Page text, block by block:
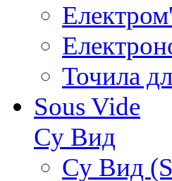
Точила
Sous Vide
Су Вид
Су Вид